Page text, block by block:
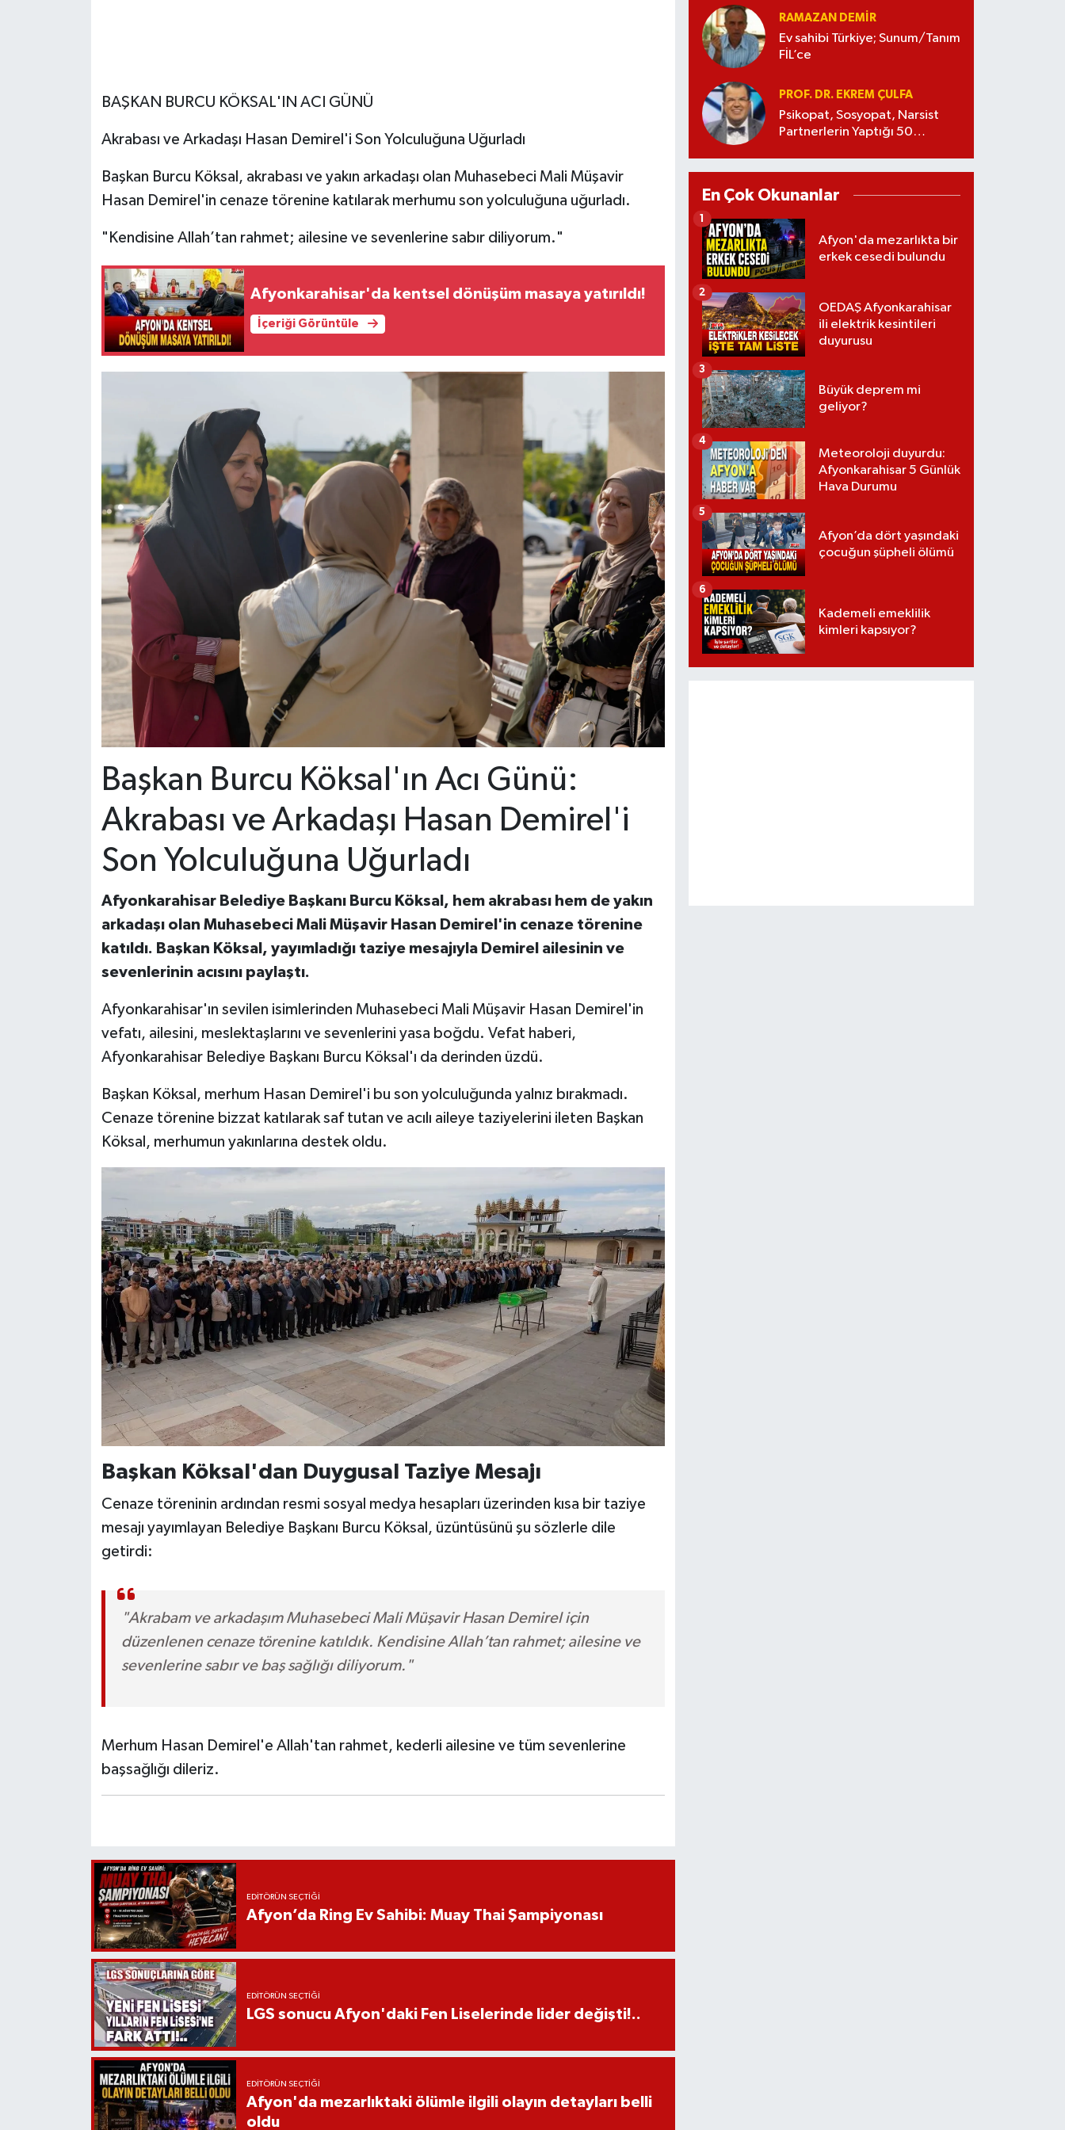
BAŞKAN BURCU KÖKSAL'IN ACI GÜNÜ
Akrabası ve Arkadaşı Hasan Demirel'i Son Yolculuğuna Uğurladı
Başkan Burcu Köksal, akrabası ve yakın arkadaşı olan Muhasebeci Mali Müşavir
Hasan Demirel'in cenaze törenine katılarak merhumu son yolculuğuna uğurladı.
"Kendisine Allah’tan rahmet; ailesine ve sevenlerine sabır diliyorum."
Afyonkarahisar'da kentsel dönüşüm masaya yatırıldı!
İçeriği Görüntüle
Başkan Burcu Köksal'ın Acı Günü:
Akrabası ve Arkadaşı Hasan Demirel'i
Son Yolculuğuna Uğurladı
Afyonkarahisar Belediye Başkanı Burcu Köksal, hem akrabası hem de yakın
arkadaşı olan Muhasebeci Mali Müşavir Hasan Demirel'in cenaze törenine
katıldı. Başkan Köksal, yayımladığı taziye mesajıyla Demirel ailesinin ve
sevenlerinin acısını paylaştı.
Afyonkarahisar'ın sevilen isimlerinden Muhasebeci Mali Müşavir Hasan Demirel'in
vefatı, ailesini, meslektaşlarını ve sevenlerini yasa boğdu. Vefat haberi,
Afyonkarahisar Belediye Başkanı Burcu Köksal'ı da derinden üzdü.
Başkan Köksal, merhum Hasan Demirel'i bu son yolculuğunda yalnız bırakmadı.
Cenaze törenine bizzat katılarak saf tutan ve acılı aileye taziyelerini ileten Başkan
Köksal, merhumun yakınlarına destek oldu.
Başkan Köksal'dan Duygusal Taziye Mesajı
Cenaze töreninin ardından resmi sosyal medya hesapları üzerinden kısa bir taziye
mesajı yayımlayan Belediye Başkanı Burcu Köksal, üzüntüsünü şu sözlerle dile
getirdi:
"Akrabam ve arkadaşım Muhasebeci Mali Müşavir Hasan Demirel için
düzenlenen cenaze törenine katıldık. Kendisine Allah’tan rahmet; ailesine ve
sevenlerine sabır ve baş sağlığı diliyorum."
Merhum Hasan Demirel'e Allah'tan rahmet, kederli ailesine ve tüm sevenlerine
başsağlığı dileriz.
EDITÖRÜN SEÇTIĞI
Afyon’da Ring Ev Sahibi: Muay Thai Şampiyonası
EDITÖRÜN SEÇTIĞI
LGS sonucu Afyon'daki Fen Liselerinde lider değişti!..
EDITÖRÜN SEÇTIĞI
Afyon'da mezarlıktaki ölümle ilgili olayın detayları belli
oldu
RAMAZAN DEMİR
Ev sahibi Türkiye; Sunum/Tanım
FİL’ce
PROF. DR. EKREM ÇULFA
Psikopat, Sosyopat, Narsist
Partnerlerin Yaptığı 50
En Çok Okunanlar
Afyon'da mezarlıkta bir
erkek cesedi bulundu
1
OEDAŞ Afyonkarahisar
ili elektrik kesintileri
duyurusu
2
Büyük deprem mi
geliyor?
3
Meteoroloji duyurdu:
Afyonkarahisar 5 Günlük
Hava Durumu
4
Afyon’da dört yaşındaki
çocuğun şüpheli ölümü
5
Kademeli emeklilik
kimleri kapsıyor?
6